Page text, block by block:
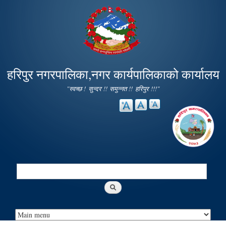
main
content
हरिपुर नगरपालिका,नगर कार्यपालिकाको कार्यालय
"स्वच्छ ! सुन्दर !! समुन्नत !! हरिपुर !!!"
Search